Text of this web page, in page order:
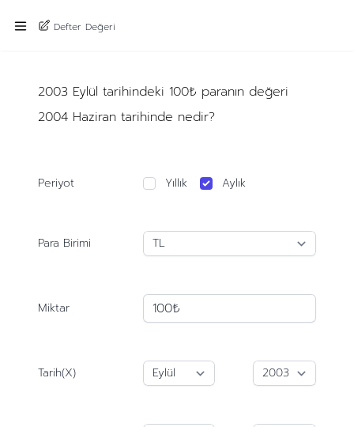
Defter Değeri
2003 Eylül tarihindeki 100₺ paranın değeri
2004 Haziran tarihinde nedir?
Periyot Yıllık Aylık
Para Birimi
Miktar
Tarih(X)